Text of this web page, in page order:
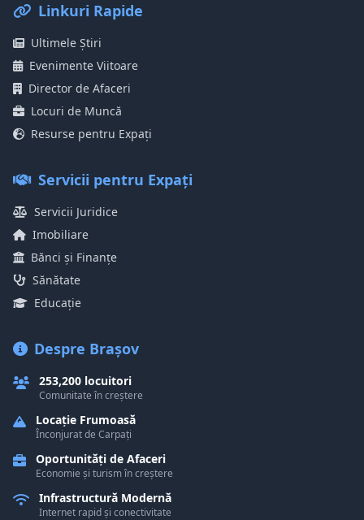
Linkuri Rapide
Ultimele Știri
Evenimente Viitoare
Director de Afaceri
Locuri de Muncă
Resurse pentru Expați
Servicii pentru Expați
Servicii Juridice
Imobiliare
Bănci și Finanțe
Sănătate
Educație
Despre Brașov
253,200 locuitori
Comunitate în creștere
Locație Frumoasă
Înconjurat de Carpați
Oportunități de Afaceri
Economie și turism în creștere
Infrastructură Modernă
Internet rapid și conectivitate